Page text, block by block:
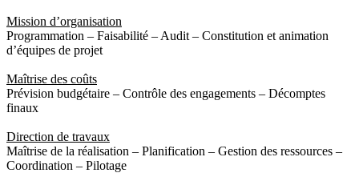
Mission d’organisation
Programmation – Faisabilité – Audit – Constitution et animation
d’équipes de projet
Maîtrise des coûts
Prévision budgétaire – Contrôle des engagements – Décomptes
finaux
Direction de travaux
Maîtrise de la réalisation – Planification – Gestion des ressources –
Coordination – Pilotage